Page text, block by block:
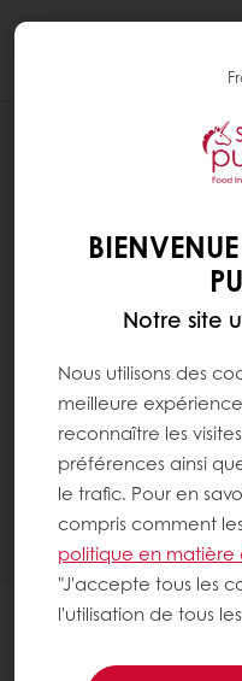
LEVURES,
Notre site
Nous utilisons des
meilleure
reconnaître les
préférences ainsi
le trafic. Pour en
compris comment
politique en matière
"J'accepte tous les
l'utilisation de tous